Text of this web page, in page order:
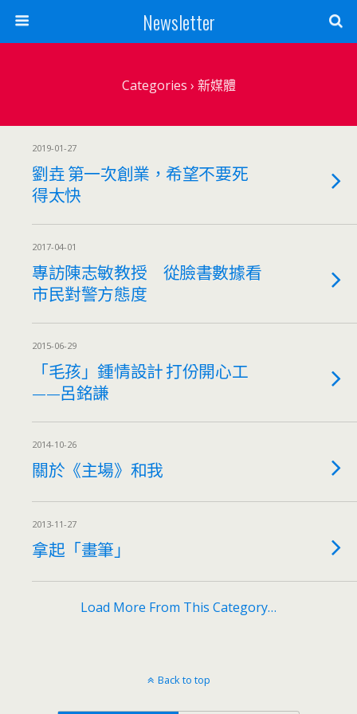
Newsletter
Categories › 新媒體
2019-01-27
劉垚 第一次創業，希望不要死
得太快
2017-04-01
專訪陳志敏教授 從臉書數據看
市民對警方態度
2015-06-29
「毛孩」鍾情設計 打份開心工
——呂銘謙
2014-10-26
關於《主場》和我
2013-11-27
拿起「畫筆」
Load More From This Category…
Back to top